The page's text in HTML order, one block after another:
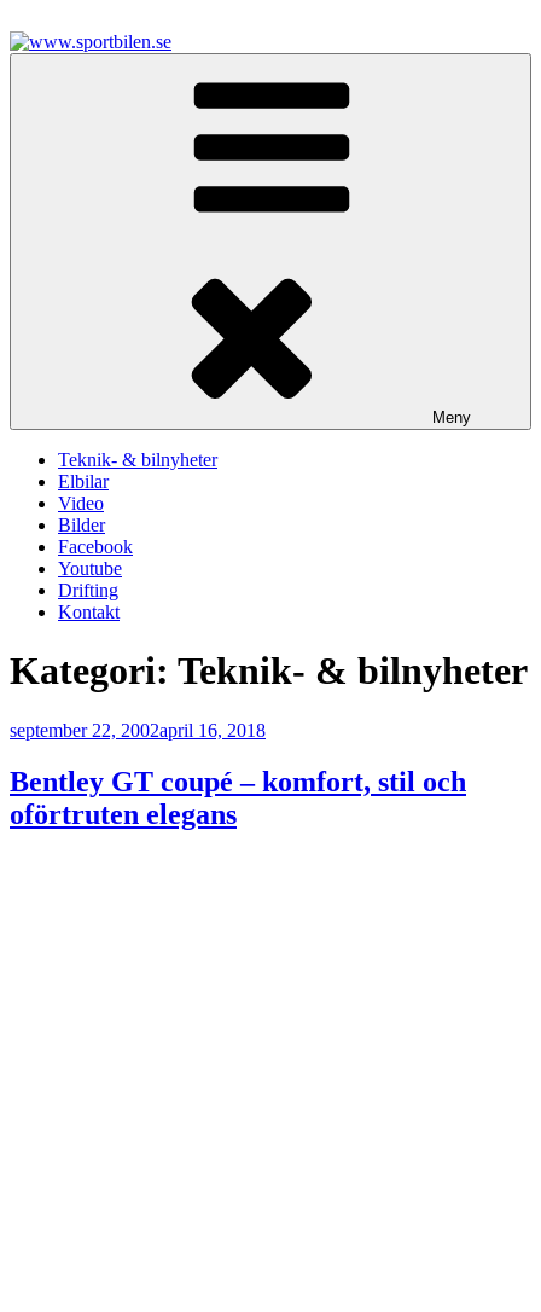
till
innehåll
Meny
Teknik- & bilnyheter
Elbilar
Video
Bilder
Facebook
Youtube
Drifting
Kontakt
Kategori: Teknik- & bilnyheter
Publicerat
september 22, 2002april 16, 2018
Bentley GT coupé – komfort, stil och
oförtruten elegans